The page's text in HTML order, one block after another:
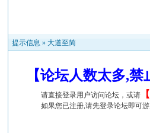
提示信息 » 大道至简
【论坛人数太多,
请直接登录用户访问论坛，或请 【
如果您已注册,请先登录论坛即可